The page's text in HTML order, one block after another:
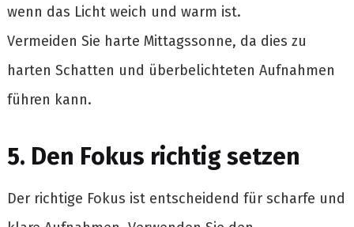
wenn das Licht weich und warm ist.
Vermeiden Sie harte Mittagssonne, da dies zu
harten Schatten und überbelichteten Aufnahmen
führen kann.
5. Den Fokus richtig setzen
Der richtige Fokus ist entscheidend für scharfe und